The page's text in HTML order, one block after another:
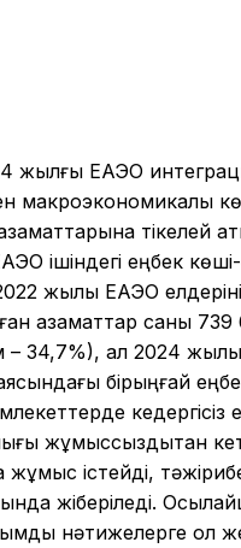
жылғы ЕАЭО
макроэкономикалық
тікелей
ішіндегі еңбек көші-
жылы ЕАЭО
азаматтар саны
34,7%), ал 2024
бірыңғай
кедергісіз
жұмыссыздықтан
жұмыс істейді,
жіберіледі.
нәтижелерге қол